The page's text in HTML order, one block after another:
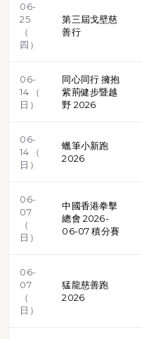
06-
25
（
四）
第三屆戈壁慈
善行
06-
14 （
日）
同心同行 擁抱
紫荊健步暨越
野 2026
06-
14 （
日）
蠟筆小新跑
2026
06-
07
（
日）
中國香港拳擊
總會 2026-
06-07 積分賽
06-
07
（
日）
猛龍慈善跑
2026